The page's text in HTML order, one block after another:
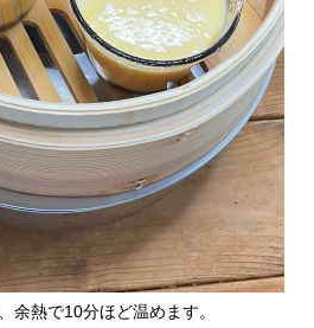
余熱で10分ほど温めます。